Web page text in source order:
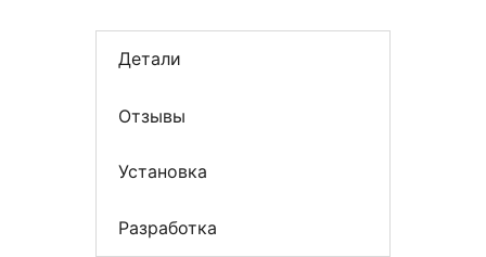
Детали
Отзывы
Установка
Разработка